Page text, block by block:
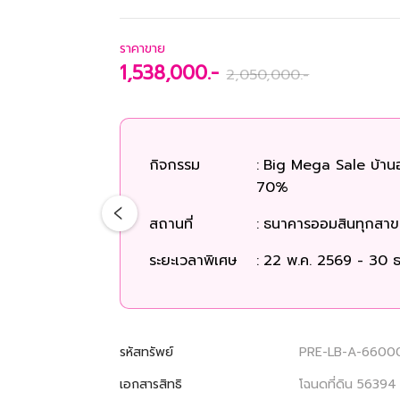
ราคาขาย
1,538,000.- 2,050,000.-
กิจกรรม : Big Mega Sale บ้าน
70%
สถานที่
: ธนาคารออมสินทุกสาข
ระยะเวลาพิเศษ
: 22 พ.ค. 2569 - 30
รหัสทรัพย์
PRE-LB-A-
เอกสารสิทธิ
โฉนดที่ดิน 56394